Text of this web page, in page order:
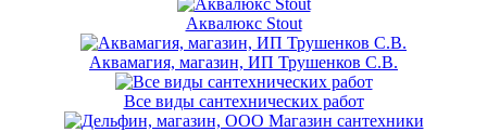
Аквалюкс Stout
Аквамагия, магазин, ИП Трушенков С.В.
Все виды сантехнических работ